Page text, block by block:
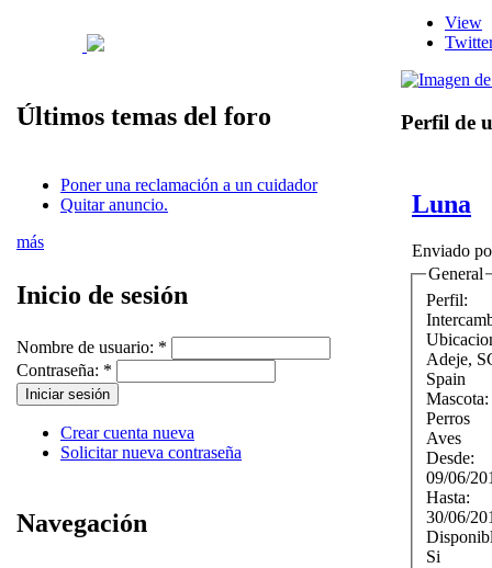
Últimos temas del foro
Poner una reclamación a un cuidador
Quitar anuncio.
más
Inicio de sesión
Nombre de usuario: *
Contraseña: *
Crear cuenta nueva
Solicitar nueva contraseña
Navegación
View
Perfil de
Luna
Enviado
General
Perfil:
Adeje,
Spain
Mascota:
Perros
Aves
Desde:
09/06/
Hasta:
30/06/
Si